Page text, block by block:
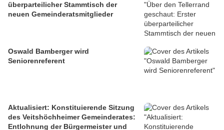
überparteilicher Stammtisch der
neuen Gemeinderatsmitglieder
Oswald Bamberger wird
Seniorenreferent
Aktualisiert: Konstituierende Sitzung
des Veitshöchheimer Gemeinderates:
Entlohnung der Bürgermeister und